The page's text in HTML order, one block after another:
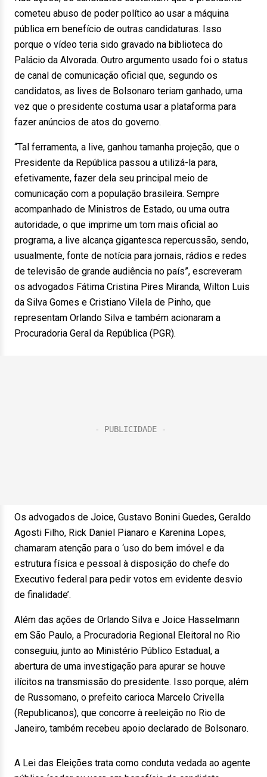
cometeu abuso de poder político ao usar a máquina
pública em benefício de outras candidaturas. Isso
porque o vídeo teria sido gravado na biblioteca do
Palácio da Alvorada. Outro argumento usado foi o status
de canal de comunicação oficial que, segundo os
candidatos, as lives de Bolsonaro teriam ganhado, uma
vez que o presidente costuma usar a plataforma para
fazer anúncios de atos do governo.
“Tal ferramenta, a live, ganhou tamanha projeção, que o
Presidente da República passou a utilizá-la para,
efetivamente, fazer dela seu principal meio de
comunicação com a população brasileira. Sempre
acompanhado de Ministros de Estado, ou uma outra
autoridade, o que imprime um tom mais oficial ao
programa, a live alcança gigantesca repercussão, sendo,
usualmente, fonte de notícia para jornais, rádios e redes
de televisão de grande audiência no país”, escreveram
os advogados Fátima Cristina Pires Miranda, Wilton Luis
da Silva Gomes e Cristiano Vilela de Pinho, que
representam Orlando Silva e também acionaram a
Procuradoria Geral da República (PGR).
Os advogados de Joice, Gustavo Bonini Guedes, Geraldo
Agosti Filho, Rick Daniel Pianaro e Karenina Lopes,
chamaram atenção para o ‘uso do bem imóvel e da
estrutura física e pessoal à disposição do chefe do
Executivo federal para pedir votos em evidente desvio
de finalidade’.
Além das ações de Orlando Silva e Joice Hasselmann
em São Paulo, a Procuradoria Regional Eleitoral no Rio
conseguiu, junto ao Ministério Público Estadual, a
abertura de uma investigação para apurar se houve
ilícitos na transmissão do presidente. Isso porque, além
de Russomano, o prefeito carioca Marcelo Crivella
(Republicanos), que concorre à reeleição no Rio de
Janeiro, também recebeu apoio declarado de Bolsonaro.
A Lei das Eleições trata como conduta vedada ao agente